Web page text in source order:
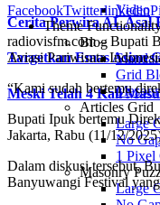
Cerita Perwira AL Asal
Targetkan Emas Asian
Meski Telah 4 Kali
Video
Theme
Blog
Grid
Articles Grid
Large
No
1 Pixel
Masonry
Large
FacebookTwitterlinkedin
radiovisfm.com – Bupati
Aviasi Pariwisata
“Kami sudah bertemu
Bupati Ipuk bertemu
Jakarta, Rabu (11/12/
Dalam diskusi tersebut,
Banyuwangi Festival